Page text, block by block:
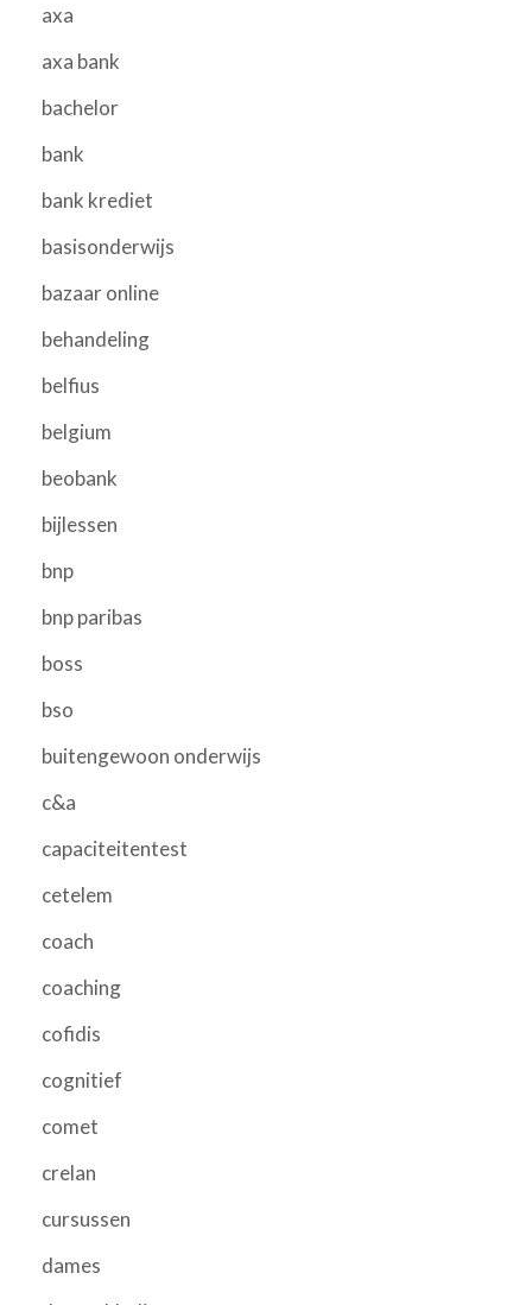
axa
axa bank
bachelor
bank
bank krediet
basisonderwijs
bazaar online
behandeling
belfius
belgium
beobank
bijlessen
bnp
bnp paribas
boss
bso
buitengewoon onderwijs
c&a
capaciteitentest
cetelem
coach
coaching
cofidis
cognitief
comet
crelan
cursussen
dames